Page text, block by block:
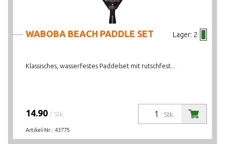
Lager: 2
WABOBA BEACH PADDLE SET
Klassisches, wasserfestes Paddelset mit rutschfest...
Stk.
14.90 / Stk.
Artikel-Nr.: 43775